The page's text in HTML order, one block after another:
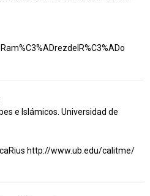
e Islámicos. Universidad de
http://www.ub.edu/calitme/